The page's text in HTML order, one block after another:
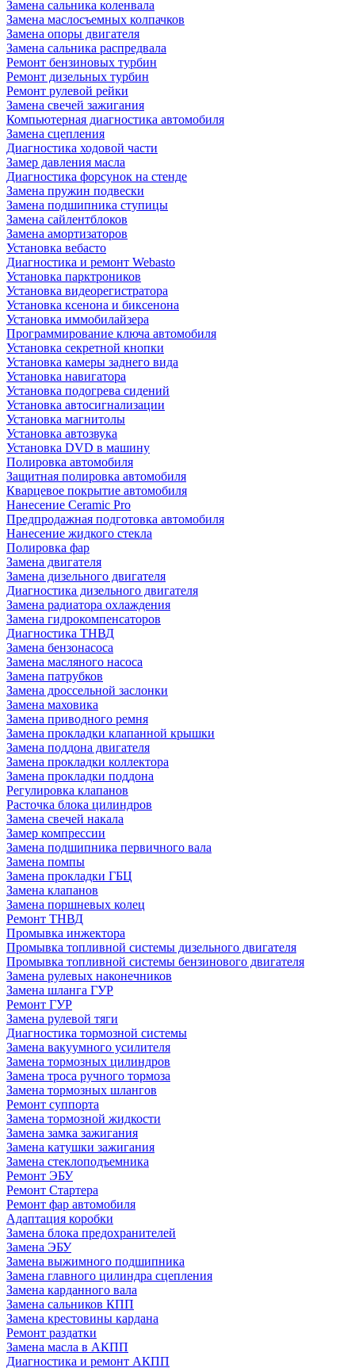
Замена сальника коленвала
Замена маслосъемных колпачков
Замена опоры двигателя
Замена сальника распредвала
Ремонт бензиновых турбин
Ремонт дизельных турбин
Ремонт рулевой рейки
Замена свечей зажигания
Компьютерная диагностика автомобиля
Замена сцепления
Диагностика ходовой части
Замер давления масла
Диагностика форсунок на стенде
Замена пружин подвески
Замена подшипника ступицы
Замена сайлентблоков
Замена амортизаторов
Установка вебасто
Диагностика и ремонт Webasto
Установка парктроников
Установка видеорегистратора
Установка ксенона и биксенона
Установка иммобилайзера
Программирование ключа автомобиля
Установка секретной кнопки
Установка камеры заднего вида
Установка навигатора
Установка подогрева сидений
Установка автосигнализации
Установка магнитолы
Установка автозвука
Установка DVD в машину
Полировка автомобиля
Защитная полировка автомобиля
Кварцевое покрытие автомобиля
Нанесение Ceramic Pro
Предпродажная подготовка автомобиля
Нанесение жидкого стекла
Полировка фар
Замена двигателя
Замена дизельного двигателя
Диагностика дизельного двигателя
Замена радиатора охлаждения
Замена гидрокомпенсаторов
Диагностика ТНВД
Замена бензонасоса
Замена масляного насоса
Замена патрубков
Замена дроссельной заслонки
Замена маховика
Замена приводного ремня
Замена прокладки клапанной крышки
Замена поддона двигателя
Замена прокладки коллектора
Замена прокладки поддона
Регулировка клапанов
Расточка блока цилиндров
Замена свечей накала
Замер компрессии
Замена подшипника первичного вала
Замена помпы
Замена прокладки ГБЦ
Замена клапанов
Замена поршневых колец
Ремонт ТНВД
Промывка инжектора
Промывка топливной системы дизельного двигателя
Промывка топливной системы бензинового двигателя
Замена рулевых наконечников
Замена шланга ГУР
Ремонт ГУР
Замена рулевой тяги
Диагностика тормозной системы
Замена вакуумного усилителя
Замена тормозных цилиндров
Замена троса ручного тормоза
Замена тормозных шлангов
Ремонт суппорта
Замена тормозной жидкости
Замена замка зажигания
Замена катушки зажигания
Замена стеклоподъемника
Ремонт ЭБУ
Ремонт Стартера
Ремонт фар автомобиля
Адаптация коробки
Замена блока предохранителей
Замена ЭБУ
Замена выжимного подшипника
Замена главного цилиндра сцепления
Замена карданного вала
Замена сальников КПП
Замена крестовины кардана
Ремонт раздатки
Замена масла в АКПП
Диагностика и ремонт АКПП